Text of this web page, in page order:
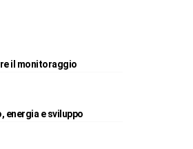
il monitoraggio
energia e sviluppo